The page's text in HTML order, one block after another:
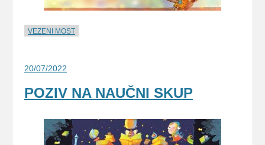
VEZENI MOST
20/07/2022
POZIV NA NAUČNI SKUP